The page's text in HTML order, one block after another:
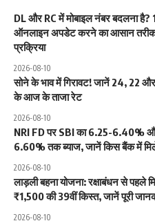
DL और RC में मोबाइल नंबर बदलना है?
ऑनलाइन अपडेट करने का आसान
प्रक्रिया
2026-08-10
सोने के भाव में गिरावट! जानें 24, 22
के आज के ताजा रेट
2026-08-10
NRI FD पर SBI का 6.25-6.40%
6.60% तक ब्याज, जानें किस बैंक में
2026-08-10
लाड़ली बहना योजना: रक्षाबंधन से पहले
₹1,500 की 39वीं किस्त, जानें पूरी
2026-08-10